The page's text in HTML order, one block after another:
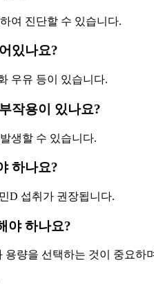
여 진단할 수 있습니다.
있나요?
우유 등이 있습니다.
작용이 있나요?
생할 수 있습니다.
하나요?
D 섭취가 권장됩니다.
야 하나요?
량을 선택하는 것이 중요하